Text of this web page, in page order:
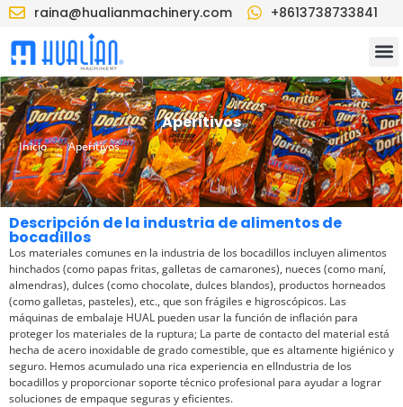
raina@hualianmachinery.com +8613738733841
Aperitivos
Inicio >Aperitivos
Descripción de la industria de alimentos de
bocadillos
Los materiales comunes en la industria de los bocadillos incluyen alimentos
hinchados (como papas fritas, galletas de camarones), nueces (como maní,
almendras), dulces (como chocolate, dulces blandos), productos horneados
(como galletas, pasteles), etc., que son frágiles e higroscópicos. Las
máquinas de embalaje HUAL pueden usar la función de inflación para
proteger los materiales de la ruptura; La parte de contacto del material está
hecha de acero inoxidable de grado comestible, que es altamente higiénico y
seguro. Hemos acumulado una rica experiencia en elIndustria de los
bocadillos y proporcionar soporte técnico profesional para ayudar a lograr
soluciones de empaque seguras y eficientes.